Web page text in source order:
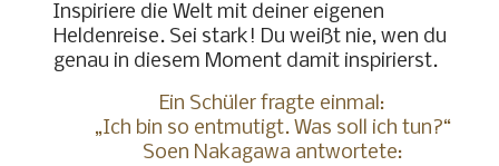
Inspiriere die Welt mit deiner eigenen
Heldenreise. Sei stark! Du weißt nie, wen du
genau in diesem Moment damit inspirierst.
Ein Schüler fragte einmal:
„Ich bin so entmutigt. Was soll ich tun?“
Soen Nakagawa antwortete: